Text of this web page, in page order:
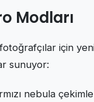
Modları
için
sunuyor:
nebula